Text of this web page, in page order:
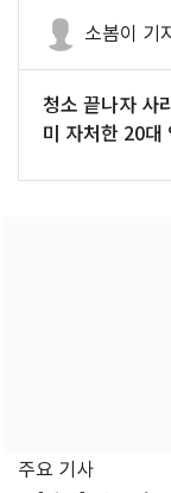
소봄이 기
청소 끝나자 사
미 자처한 20대
주요 기사